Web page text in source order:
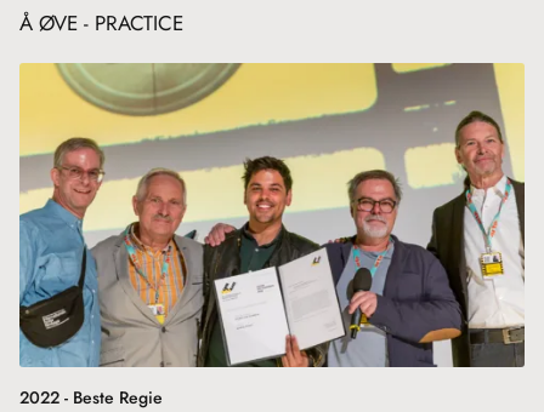
Å ØVE - PRACTICE
2022 - Beste Regie